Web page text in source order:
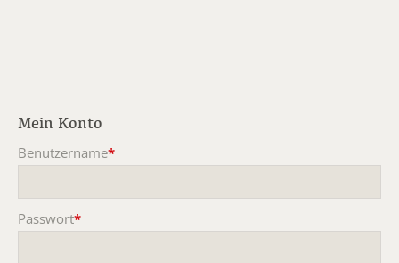
Mein Konto
Benutzername*
Passwort*